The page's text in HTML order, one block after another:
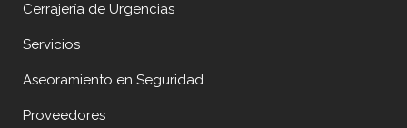
Cerrajería de Urgencias
Servicios
Aseoramiento en Seguridad
Proveedores